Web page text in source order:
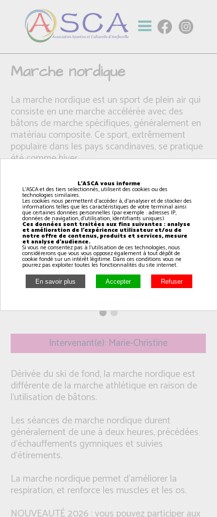
Marche nordique
La marche nordique est un sport de plein air qui
consiste en une marche accélérée avec des
bâtons de marche spécifiques, généralement en
matériau composite. Ce sport, extrêmement
populaire dans les pays scandinaves, se pratique
été comme hiver.
Intervenant(e): Marie-Christine
Dérivée du ski de fond, la marche nordique est
différente de la marche athlétique en raison de
l'utilisation de bâtons.
Les séances de marche nordique durent
généralement de une à deux heures, précédées
d'échauffements gymniques et suivies
d'étirements.
La marche nordique permet d'améliorer la
respiration, et renforce les muscles et les os.
L'ASCA vous informe
L'ASCA et des tiers selectionnés, utilisent des cookies ou des
technologies similaires.
Les cookies nous permettent d'accéder à, d'analyser et de stocker des
informations telles que les caractéristiques de votre terminal ainsi
que certaines données personnelles (par exemple : adresses IP,
données de navigation, d'utilisation, identifiants uniques).
Ces données sont traitées aux fins suivantes : analyse
et amélioration de l'expérience utilisateur et/ou de
notre offre de contenus, produits et services, mesure
et analyse d'audience.
Si vous ne consentez pas à l'utilisation de ces technologies, nous
considérerons que vous vous opposez également à tout dépôt de
cookie fondé sur un intérêt légitime. Dans ces conditions vous ne
pourrez pas exploiter toutes les fonctionnalités du site internet.